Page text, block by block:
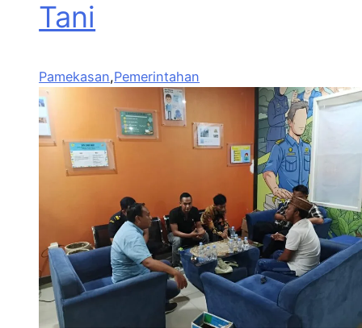
Tani
Pamekasan,Pemerintahan